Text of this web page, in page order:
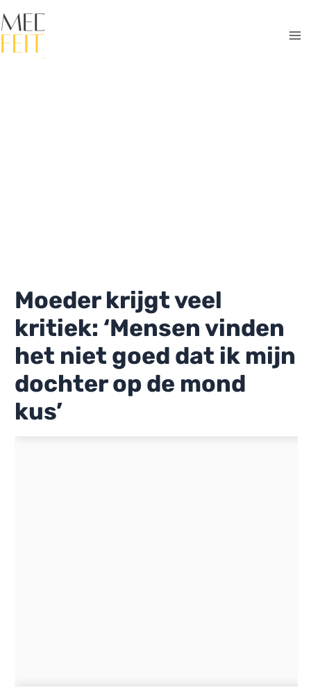
naar
de
Moeder krijgt veel
kritiek: ‘Mensen vinden
het niet goed dat ik mijn
dochter op de mond
kus’